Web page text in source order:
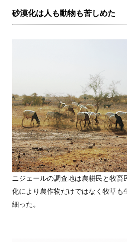
砂漠化は人も動物も苦しめた
ニジェールの調査地は農耕民と牧畜
化により農作物だけではなく牧草も
細った。